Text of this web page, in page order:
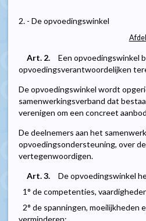
2. - De opvoedingswinkel
Art. 2.
Een opvoedingswinkel
opvoedingsverantwoordelijken
De opvoedingswinkel wordt
samenwerkingsverband dat
verenigen om een concreet
De deelnemers aan het
opvoedingsondersteuning, over
vertegenwoordigen.
Art. 3.
De opvoedingswinkel
1° de competenties,
2° de spanningen, moeilijkheden
verminderen;